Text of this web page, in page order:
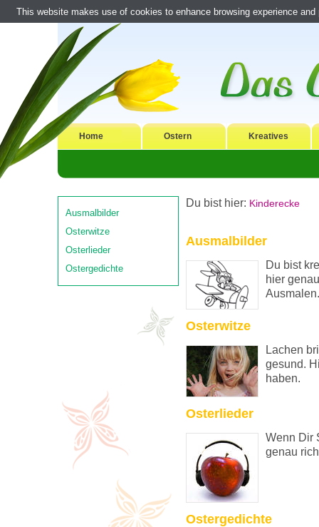
Home Ostern Kreatives
Ausmalbilder
Osterwitze
Osterlieder
Ostergedichte
Du bist hier: Kinderecke
Ausmalbilder
Du bist
hier
Ausmalen.
Osterwitze
Lachen
gesund.
haben.
Osterlieder
Wenn Dir
genau
Ostergedichte
This website makes use of cookies to enhance browsing experience